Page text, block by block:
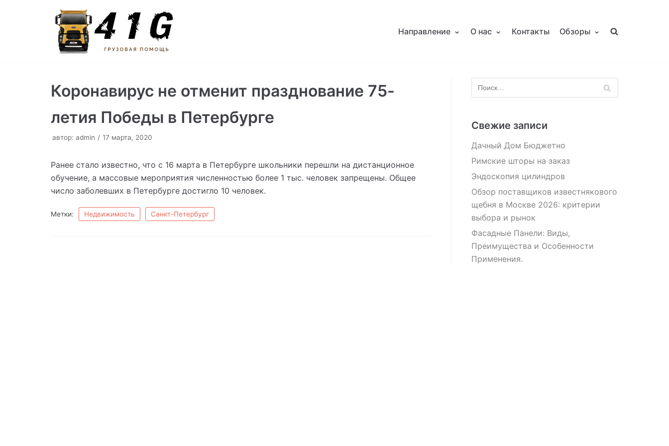
содержимому
Направление О нас Контакты Обзоры
Коронавирус не отменит празднование 75-
летия Победы в Петербурге
автор: admin 17 марта, 2020
Ранее стало известно, что с 16 марта в Петербурге школьники перешли на дистанционное
обучение, а массовые мероприятия численностью более 1 тыс. человек запрещены. Общее
число заболевших в Петербурге достигло 10 человек.
Метки: Недвижимость Санкт-Петербург
Свежие записи
Дачный Дом Бюджетно
Римские шторы на заказ
Эндоскопия цилиндров
Обзор поставщиков известнякового
щебня в Москве 2026: критерии
выбора и рынок
Фасадные Панели: Виды,
Преимущества и Особенности
Применения.